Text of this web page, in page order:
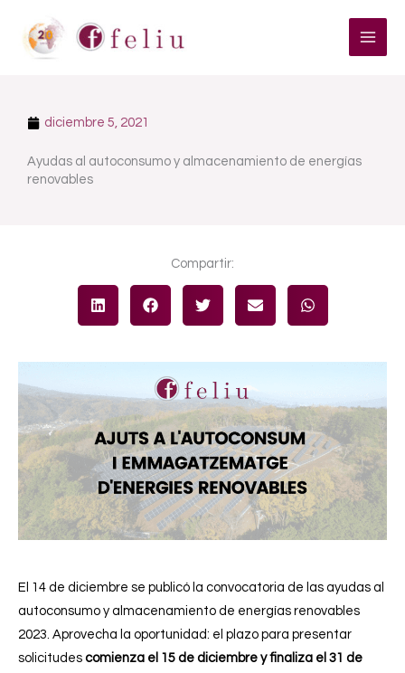
contenido
diciembre 5, 2021
Ayudas al autoconsumo y almacenamiento de energías
renovables
Compartir:
El 14 de diciembre se publicó la convocatoria de las ayudas al
autoconsumo y almacenamiento de energías renovables
2023. Aprovecha la oportunidad: el plazo para presentar
solicitudes comienza el 15 de diciembre y finaliza el 31 de